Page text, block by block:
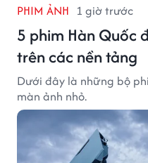
PHIM ẢNH 1 giờ trước
5 phim Hàn Quốc
trên các nền tảng
Dưới đây là những bộ
màn ảnh nhỏ.